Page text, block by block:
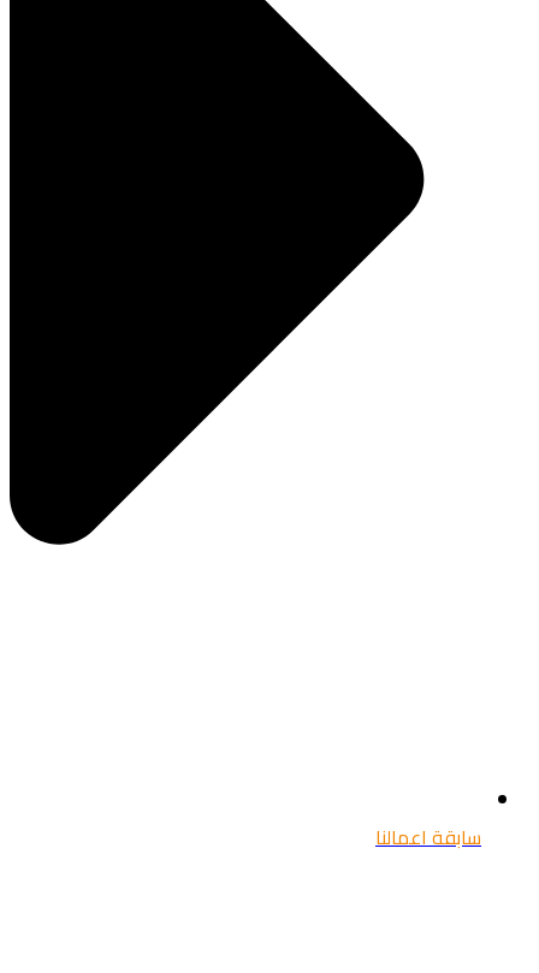
سابقة اعمالنا